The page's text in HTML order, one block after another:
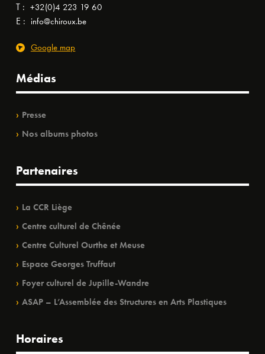
T : +32(0)4 223 19 60
E : info@chiroux.be
Google map
Médias
Presse
Nos albums photos
Partenaires
La CCR Liège
Centre culturel de Chênée
Centre Culturel Ourthe et Meuse
Espace Georges Truffaut
Foyer culturel de Jupille-Wandre
ASAP – L’Assemblée des Structures en Arts Plastiques
Horaires